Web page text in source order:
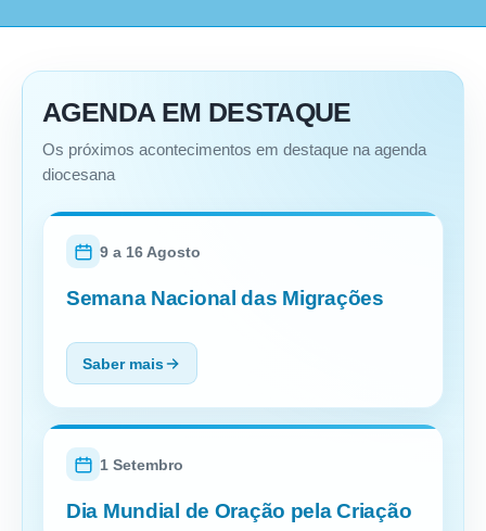
AGENDA EM DESTAQUE
Os próximos acontecimentos em destaque na agenda
diocesana
9 a 16 Agosto
Semana Nacional das Migrações
Saber mais
1 Setembro
Dia Mundial de Oração pela Criação